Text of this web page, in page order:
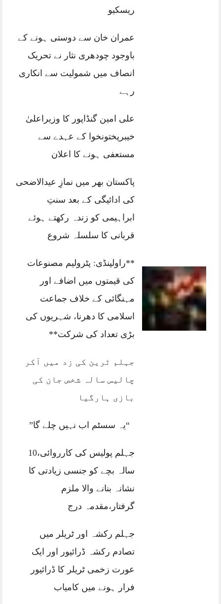
ریسکیو
عمران خان سے دوستی ہونے کے
باوجود چودھری نثار نے تحریک
انصاف میں شمولیت سے انکاری
رہے
علی امین گنڈاپور کا وزیراعلیٰ
خیبرپختونخوا کے عہدے سے
مستعفی ہونے کا اعلان
پاکستان بھر میں نمازِ عیدالاضحی
کی ادائیگی کے بعد سنتِ
ابراہیمی کو زندہ رکھتے ہوئے
قربانی کا سلسلہ شروع
**راولپنڈی: پٹرولیم مصنوعات
کی قیمتوں میں اضافے اور
مہنگائی کے خلاف جماعت
اسلامی کا دھرنا، شہریوں کی
بڑی تعداد کی شرکت**
جہلم ٹرین کی زد میں آکر
چالیس سالہ شخص جان کی
بازی ہارگیا
“یہ سسٹم اب نہیں چلے گا”
جہلم پولیس کی کارروائی،10
سالہ بچے کو جنسی زیادتی کا
نشانہ بنانے والا ملزم
گرفتار،مقدمہ درج
جہلم رکشہ اور ٹریلر میں
تصادم رکشہ ڈرائیور اور ایک
عورت زخمی ٹریلر کا ڈرائیور
فرار ہونے میں کامیاب